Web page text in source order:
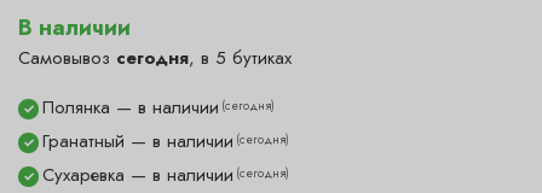
В наличии
Самовывоз сегодня, в 5 бутиках
✓ Гранатный — в наличии (сегодня)
✓ Полянка — в наличии (сегодня)
✓ Сухаревка — в наличии (сегодня)